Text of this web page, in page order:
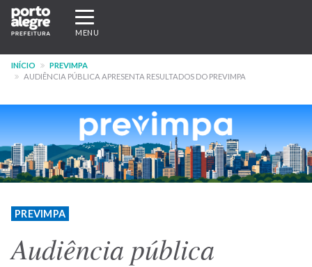
Pular
para
conteúdo
principal
Expandir/recolher
navegação
MENU
INÍCIO
PREVIMPA
AUDIÊNCIA PÚBLICA APRESENTA RESULTADOS DO PREVIMPA
PREVIMPA
Audiência pública